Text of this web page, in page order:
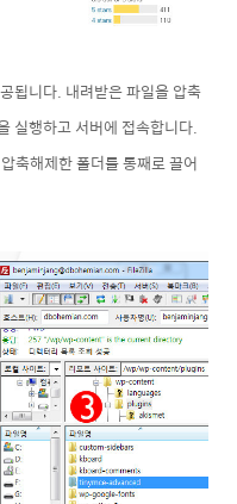
됩니다. 내려받은 파일을 압축
실행하고서버에 접속합니다.
축해제한 폴더를 통째로 끌어